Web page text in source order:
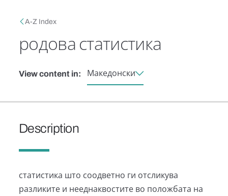
Breadcrumb
A-Z Index
родова статистика
View content in: Македонски
Description
статистика што соодветно ги отсликува
разликите и нееднаквостите во положбата на